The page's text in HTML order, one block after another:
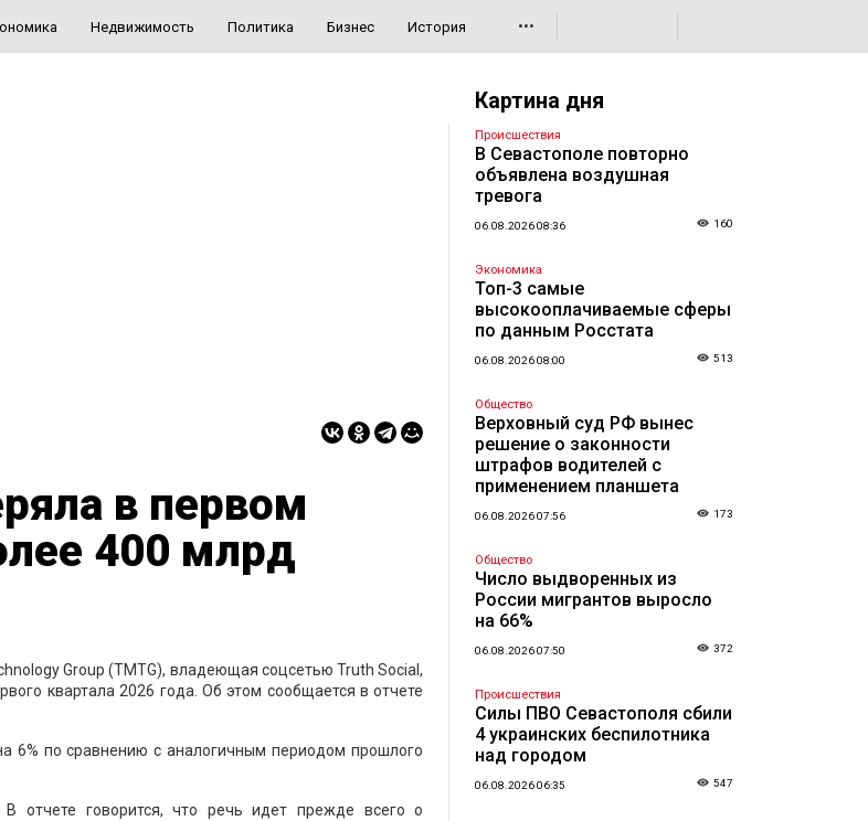
Недвижимость Политика Бизнес История •••
в первом
400 млрд
Group (TMTG), владеющая соцсетью Truth Social,
квартала 2026 года. Об этом сообщается в отчете
6% по сравнению с аналогичным периодом прошлого
отчете говорится, что речь идет прежде всего о
Картина дня
Происшествия
В Севастополе повторно
объявлена воздушная
тревога
06.08.2026 08:36 160
Экономика
Топ-3 самые
высокооплачиваемые сферы
по данным Росстата
06.08.2026 08:00 513
Общество
Верховный суд РФ вынес
решение о законности
штрафов водителей с
применением планшета
06.08.2026 07:56 173
Общество
Число выдворенных из
России мигрантов выросло
на 66%
06.08.2026 07:50 372
Происшествия
Силы ПВО Севастополя сбили
4 украинских беспилотника
над городом
06.08.2026 06:35 547